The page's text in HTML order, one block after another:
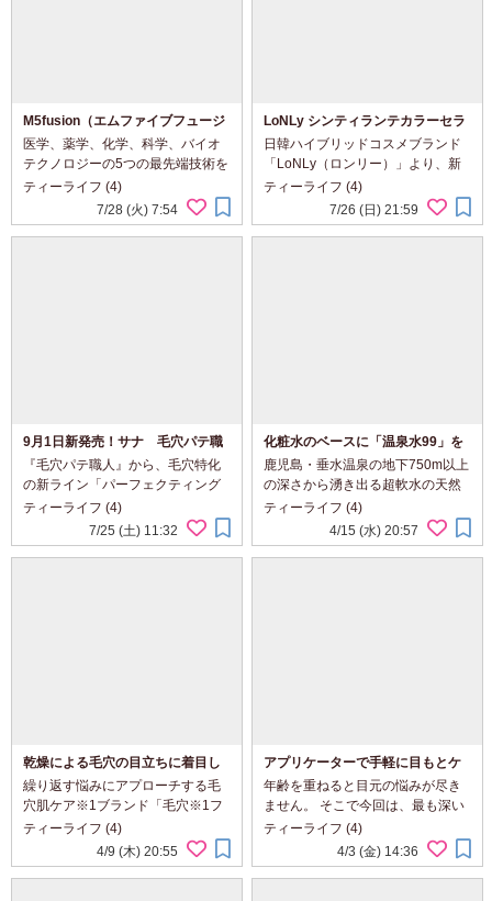
M5fusion（エムファイブフュージ
ョン）フェイスフィット クッショ
ンファンデ
医学、薬学、化学、科学、バイオ
テクノロジーの5つの最先端技術を
融合させた、革新的なメイクアッ
プ製品で肌の生理学と科学に基づ
き開発され、さまざまなメイク悩
ティーライフ (4)
7/28 (火) 7:54
LoNLy シンティランテカラーセラ
ム オヴンケ＆シンティランテハイ
ライトセラム オヴンケ
日韓ハイブリッドコスメブランド
「LoNLy（ロンリー）」より、新
感覚のチークセラムとハイライト
が新登場したという事で興味津々
で使ってみました 【シンティラン
ティーライフ (4)
7/26 (日) 21:59
9月1日新発売！サナ 毛穴パテ職
人 パーフェクティングベース＆
パーフェクティングパウダー
『毛穴パテ職人』から、毛穴特化
の新ライン「パーフェクティング
シリーズ」が誕生 そこで今回は
「パーフェクティング」シリーズ
より2026年9月1日に発売となる
ティーライフ (4)
7/25 (土) 11:32
化粧水のベースに「温泉水99」を
使用♪NUCCA+ローション
鹿児島・垂水温泉の地下750m以上
の深さから湧き出る超軟水の天然
温泉水「温泉水99」をベースに日
本の自然の力を活かした無添加ス
キンケアシリーズ＜NUCCA＋（ヌ
ティーライフ (4)
4/15 (水) 20:57
乾燥による毛穴の目立ちに着目し
た乾燥肌向け美容液♪毛穴フォーカ
ス ダブルケアセラムRT
繰り返す悩みにアプローチする毛
穴肌ケア※1ブランド「毛穴※1フ
ォーカス」から、乾燥肌用美容液
が新登場したというので今回使っ
てみました ✼••┈┈┈┈••&#...
ティーライフ (4)
4/9 (木) 20:55
アプリケーターで手軽に目もとケ
ア♪D’AMU ビタ5X アスタチノー
ル アイクリーム
年齢を重ねると目元の悩みが尽き
ません。 そこで今回は、最も深い
シワを改善するシミ・くすみケア
のアイクリームを使ってみました
✼••┈┈┈┈•• ...
ティーライフ (4)
4/3 (金) 14:36